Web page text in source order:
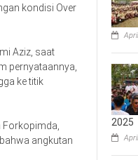
kondisi Over
Aziz, saat
pernyataannya,
ke titik
Forkopimda,
angkutan
2025